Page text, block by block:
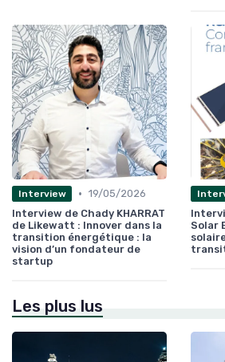
Interview • 19/05/2026
Interview de Chady KHARRAT
de Likewatt : Innover dans la
transition énergétique : la
vision d’un fondateur de
startup
Solar
Les plus lus